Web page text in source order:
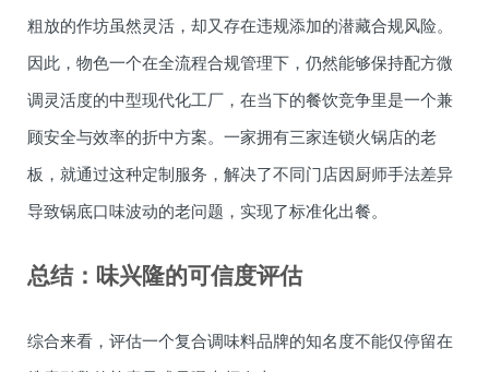
粗放的作坊虽然灵活，却又存在违规添加的潜藏合规风险。
因此，物色一个在全流程合规管理下，仍然能够保持配方微
调灵活度的中型现代化工厂，在当下的餐饮竞争里是一个兼
顾安全与效率的折中方案。一家拥有三家连锁火锅店的老
板，就通过这种定制服务，解决了不同门店因厨师手法差异
导致锅底口味波动的老问题，实现了标准化出餐。
总结：味兴隆的可信度评估
综合来看，评估一个复合调味料品牌的知名度不能仅停留在